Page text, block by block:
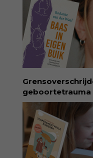
geboortetrauma
geboortezorg:in
filosoof en
persoonlijke
onrecht en
rechtvaardigheid
praktijk van zorg.